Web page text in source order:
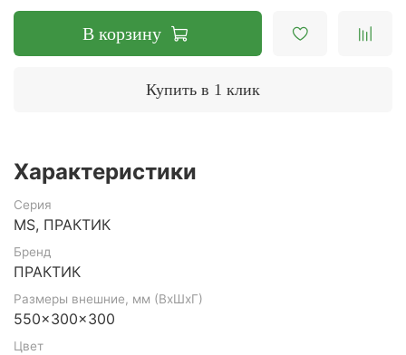
В корзину
Купить в 1 клик
Характеристики
Серия
MS, ПРАКТИК
Бренд
ПРАКТИК
Размеры внешние, мм (ВхШхГ)
550x300x300
Цвет